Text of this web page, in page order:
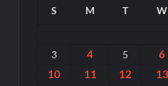
S M T W
3 4 5 6
10 11 12 13